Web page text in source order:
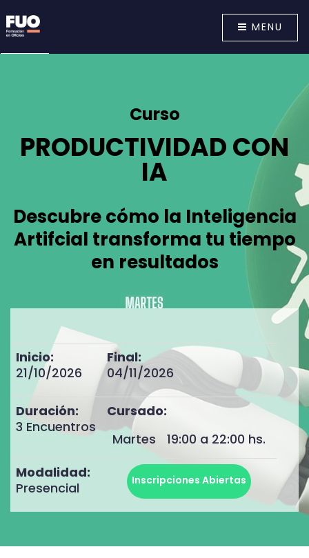
MENU
Curso
PRODUCTIVIDAD CON
IA
Descubre cómo la Inteligencia
Artifcial transforma tu tiempo
en resultados
Inicio:
21/10/2026
Final:
04/11/2026
Duración:
3 Encuentros
Cursado:
Martes
19:00 a 22:00 hs.
Modalidad:
Presencial
Inscripciones Abiertas